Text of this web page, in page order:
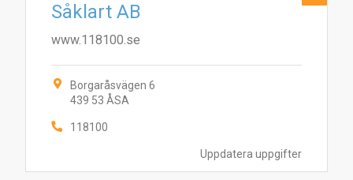
Uppdatera uppgifter
Såklart AB
www.118100.se
Borgaråsvägen 6
439 53 ÅSA
118100